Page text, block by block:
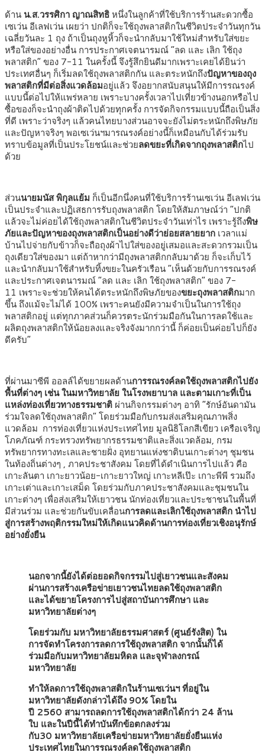
ด้าน น.ส.วรรศิกา ญาณสิทธิหนึ่งในลูกค้าที่ใช้บริการร้านสะดวกซื้อ
เซเว่น อีเลฟเว่น เผยว่า ปกติก็จะใช้ถุงพลาสติกในชีวิตประจำวันทุกวัน
เฉลี่ยวันละ 1 ถุง ถ้าเป็นถุงหูหิ้วก็จะนำกลับมาใช้ใหม่สำหรับใส่ขยะ
หรือใส่ของอย่างอื่น การประกาศเจตนารมณ์“ลด และ เลิก ใช้ถุง
พลาสติก”ของ 7-11 ในครั้งนี้ จึงรู้สึกยินดีมากเพราะเคยได้ยินว่า
ประเทศอื่นๆ ก็เริ่มลดใช้ถุงพลาสติกกัน และตระหนักถึงปัญหาของถุง
พลาสติกที่มีต่อสิ่งแวดล้อมอยู่แล้ว จึงอยากสนับสนุนให้มีการรณรงค์
แบบนี้ต่อไปให้แพร่หลาย เพราะบางครั้งเวลาไปเที่ยวข้างนอกหรือไป
ซื้อของก็จะนำถุงผ้าติดไปด้วยทุกครั้ง การจัดกิจกรรมแบบนี้ถือเป็นสิ่ง
ที่ดี เพราะว่าจริงๆ แล้วคนไทยบางส่วนอาจจะยังไม่ตระหนักถึงพิษภัย
และปัญหาจริงๆ พอเซเว่นฯมารณรงค์อย่างนี้ก็เหมือนกับได้ร่วมรับ
ทราบข้อมูลที่เป็นประโยชน์และช่วยลดขยะที่เกิดจากถุงพลาสติกไป
ด้วย
ส่วนนายมนัส พิกุลแย้ม ก็เป็นอีกนึ่งคนที่ใช้บริการร้านเซเว่น อีเลฟเว่น
เป็นประจำและปฏิเสธการรับถุงพลาสติก โดยให้สัมภาษณ์ว่า “ปกติ
แล้วจะไม่ค่อยได้ใช้ถุงพลาสติกในชีวิตประจำวันเท่าไร เพราะรู้ถึงพิษ
ภัยและปัญหาของถุงพลาสติกเป็นอย่างดีว่าย่อยสลายยาก เวลาแม่
บ้านไปจ่ายกับข้าวก็จะถือถุงผ้าไปใส่ของอยู่เสมอและสะดวกรวมเป็น
ถุงเดียวใส่ของมา แต่ถ้าหากว่ามีถุงพลาสติกกลับมาด้วย ก็จะเก็บไว้
และนำกลับมาใช้สำหรับทิ้งขยะในครัวเรือน“เห็นด้วยกับการรณรงค์
และประกาศเจตนารมณ์“ลด และ เลิก ใช้ถุงพลาสติก”ของ 7-
11 เพราะจะช่วยให้คนได้ตระหนักถึงพิษภัยของขยะถุงพลาสติกมาก
ขึ้น ถึงแม้จะไม่ได้ 100% เพราะคนยังมีความจำเป็นในการใช้ถุง
พลาสติกอยู่ แต่ทุกภาคส่วนก็ควรตระนักร่วมมือกันในการลดใช้และ
ผลิตถุงพลาสติกให้น้อยลงและจริงจังมากกว่านี้ ก็ค่อยเป็นค่อยไปก็ยัง
ดีครับ”
ที่ผ่านมาซีพี ออลล์ได้ขยายผลด้านการรณรงค์ลดใช้ถุงพลาสติกไปยัง
พื้นที่ต่างๆ เช่น ในมหาวิทยาลัย ในโรงพยาบาล และตามเกาะที่เป็น
แหล่งท่องเที่ยวทางธรรมชาติ ผ่านกิจกรรมต่างๆ อาทิ “รักษ์อันดามัน
ร่วมใจลดใช้ถุงพลาสติก”โดยร่วมมือกับกรมส่งเสริมคุณภาพสิ่ง
แวดล้อม การท่องเที่ยวแห่งประเทศไทย มูลนิธิโลกสีเขียว เครือเจริญ
โภคภัณฑ์ กระทรวงทรัพยากรธรรมชาติและสิ่งแวดล้อม, กรม
ทรัพยากรทางทะเลและชายฝั่ง อุทยานแห่งชาติบนเกาะต่างๆ ชุมชน
ในท้องถิ่นต่างๆ , ภาคประชาสังคม โดยที่ได้ดำเนินการไปแล้ว คือ
เกาะลันตา เกาะยาวน้อย-เกาะยาวใหญ่ เกาะหลีเป๊ะ เกาะพีพี รวมถึง
เกาะเต่าและเกาะเสม็ด โดยร่วมกับภาคประชาสังคมและชุมชนใน
เกาะต่างๆ เพื่อส่งเสริมให้เยาวชน นักท่องเที่ยวและประชาชนในพื้นที่
มีส่วนร่วม และช่วยกันขับเคลื่อนการลดและเลิกใช้ถุงพลาสติก นำไป
สู่การสร้างพฤติกรรมใหม่ให้เกิดแนวคิดด้านการท่องเที่ยวเชิงอนุรักษ์
อย่างยั่งยืน
นอกจากนี้ยังได้ต่อยอดกิจกรรมไปสู่เยาวชนและสังคม
ผ่านการสร้างเครือข่ายเยาวชนไทยลดใช้ถุงพลาสติก
และได้ขยายโครงการไปสู่สถาบันการศึกษา และ
มหาวิทยาลัยต่างๆ
โดยร่วมกับ มหาวิทยาลัยธรรมศาสตร์ (ศูนย์รังสิต) ใน
การจัดทำโครงการลดการใช้ถุงพลาสติก จากนั้นก็ได้
ร่วมมือกับมหาวิทยาลัยมหิดล และจุฬาลงกรณ์
มหาวิทยาลัย
ทำให้ลดการใช้ถุงพลาสติกในร้านเซเว่นฯ ที่อยู่ใน
มหาวิทยาลัยดังกล่าวได้ถึง 90%โดยใน
ปี 2560 สามารถลดการใช้ถุงพลาสติกได้กว่า 24 ล้าน
ใบ และในปีนี้ได้ทำบันทึกข้อตกลงร่วม
กับ30 มหาวิทยาลัยเครือข่ายมหาวิทยาลัยยั่งยืนแห่ง
ประเทศไทยในการรณรงค์ลดใช้ถุงพลาสติก